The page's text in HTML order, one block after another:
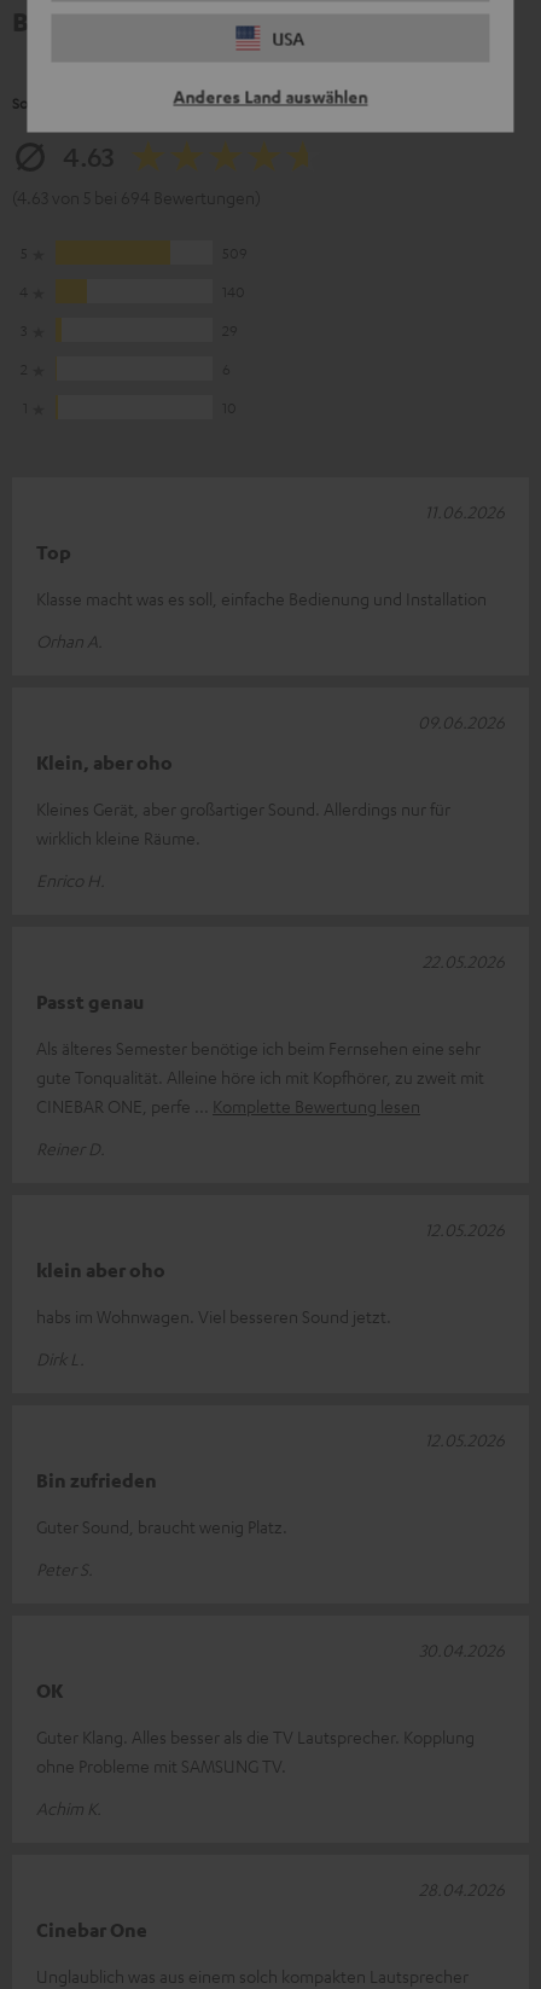
USA
Anderes Land auswählen
So bewerten Kunden dieses Produkt
Top
Klasse macht was es soll, einfache Bedienung und Installation
Orhan A.
11.06.2026
Klein, aber oho
Kleines Gerät, aber großartiger Sound. Allerdings nur für
wirklich kleine Räume.
Enrico H.
09.06.2026
Passt genau
Als älteres Semester benötige ich beim Fernsehen eine sehr
gute Tonqualität. Alleine höre ich mit Kopfhörer, zu zweit mit
CINEBAR ONE, perfe
Komplette Bewertung lesen
Reiner D.
22.05.2026
klein aber oho
habs im Wohnwagen. Viel besseren Sound jetzt.
Dirk L.
12.05.2026
Bin zufrieden
Guter Sound, braucht wenig Platz.
Peter S.
12.05.2026
OK
Guter Klang. Alles besser als die TV Lautsprecher. Kopplung
ohne Probleme mit SAMSUNG TV.
Achim K.
30.04.2026
Cinebar One
Unglaublich was aus einem solch kompakten Lautsprecher
28.04.2026